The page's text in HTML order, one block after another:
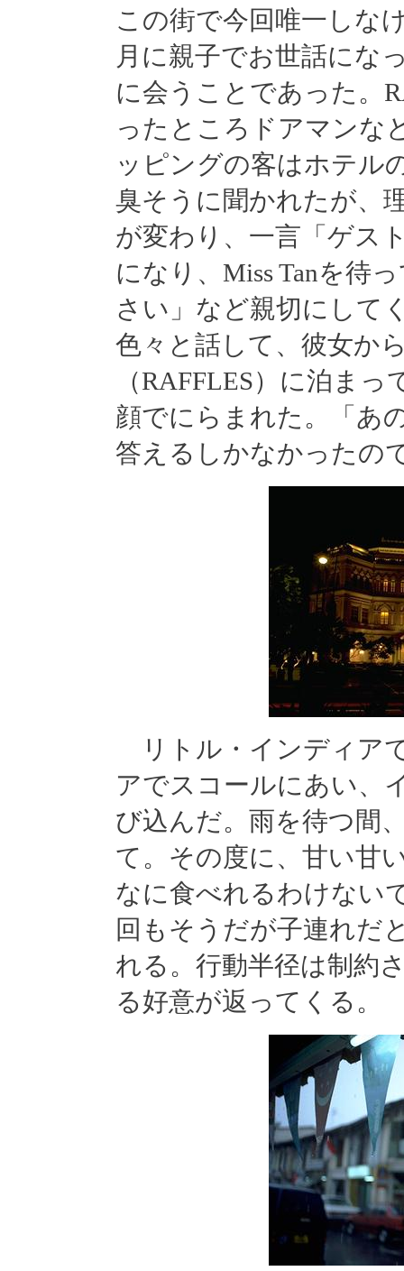
この街で今回唯一しな
月に親子でお世話にな
に会うことであった。
ったところドアマンな
ッピングの客はホテル
臭そうに聞かれたが、
が変わり、一言「ゲス
になり、Miss Tanを待
さい」など親切にして
色々と話して、彼女か
（RAFFLES）に泊ま
顔でにらまれた。「あ
答えるしかなかったの
リトル・インディア
アでスコールにあい、
び込んだ。雨を待つ間
て。その度に、甘い甘
なに食べれるわけない
回もそうだが子連れだ
れる。行動半径は制約
る好意が返ってくる。